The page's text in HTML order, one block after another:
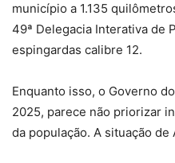
município a 1.135
49ª Delegacia Interativa de
espingardas calibre 12.
Enquanto isso, o Governo
2025, parece não priorizar
da população. A situação